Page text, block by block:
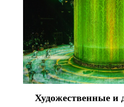
Художественные и